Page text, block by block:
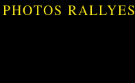
RALLYES